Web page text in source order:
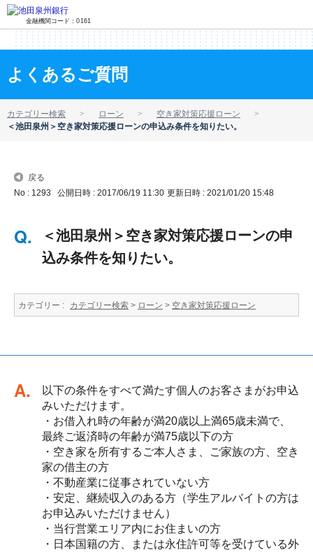
金融機関コード：0161
よくあるご質問
カテゴリー検索 ローン
空き家対策応援ローン
＜池田泉州＞空き家対策応援ローンの申込み条件を知りたい。
戻る
No : 1293 公開日時 : 2017/06/19 11:30 更新日時 : 2021/01/20 15:48
＜池田泉州＞空き家対策応援ローンの申
込み条件を知りたい。
カテゴリー : カテゴリー検索 > ローン > 空き家対策応援ローン
回答
以下の条件をすべて満たす個人のお客さまがお申込
みいただけます。
・お借入れ時の年齢が満20歳以上満65歳未満で、
最終ご返済時の年齢が満75歳以下の方
・空き家を所有するご本人さま、ご家族の方、空き
家の借主の方
・不動産業に従事されていない方
・安定、継続収入のある方（学生アルバイトの方は
お申込みいただけません）
・当行営業エリア内にお住まいの方
・日本国籍の方、または永住許可等を受けている外